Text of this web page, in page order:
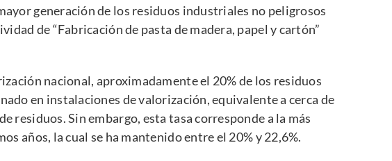
generación de los residuos industriales no peligrosos
de “Fabricación de pasta de madera, papel y cartón”
nacional, aproximadamente el 20% de los residuos
en instalaciones de valorización, equivalente a cerca de
residuos. Sin embargo, esta tasa corresponde a la más
años, la cual se ha mantenido entre el 20% y 22,6%.